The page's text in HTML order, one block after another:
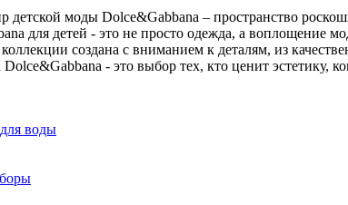
детской моды Dolce&Gabbana – пространство
для детей - это не просто одежда, а воплощение
создана с вниманием к деталям, из
- это выбор тех, кто ценит эстетику,
воды